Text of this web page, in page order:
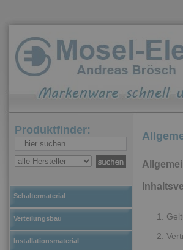
Produktfinder:
Schaltermaterial
Verteilungsbau
Installationsmaterial